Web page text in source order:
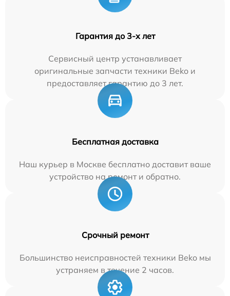
Гарантия до 3-х лет
Сервисный центр устанавливает
оригинальные запчасти техники Beko и
предоставляет гарантию до 3 лет.
Бесплатная доставка
Наш курьер в Москве бесплатно доставит ваше
устройство на ремонт и обратно.
Срочный ремонт
Большинство неисправностей техники Beko мы
устраняем в течение 2 часов.